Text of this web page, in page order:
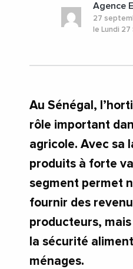
Agence
27
le Lundi
Au Sénégal,
rôle important
agricole. Avec sa
produits à forte
segment permet
fournir des
producteurs,
la sécurité
ménages.